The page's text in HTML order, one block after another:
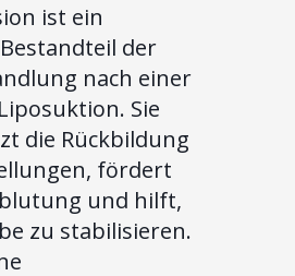
ist ein
der
nach einer
Sie
die Rückbildung
fördert
und hilft,
zu stabilisieren.